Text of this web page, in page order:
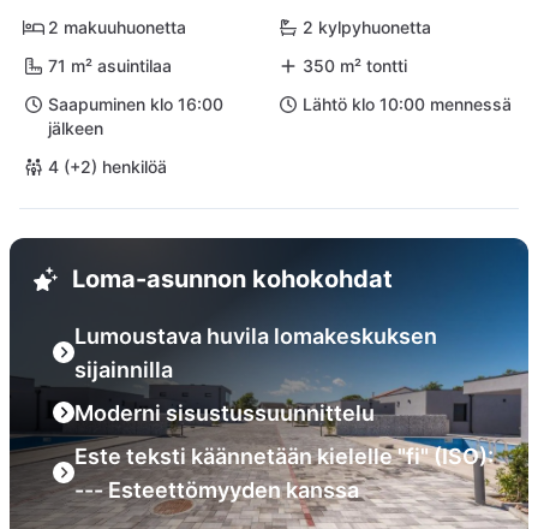
2 makuuhuonetta
2 kylpyhuonetta
71 m² asuintilaa
350 m² tontti
Saapuminen klo 16:00
jälkeen
Lähtö klo 10:00 mennessä
4 (+2) henkilöä
Loma-asunnon kohokohdat
Lumoustava huvila lomakeskuksen
sijainnilla
Moderni sisustussuunnittelu
Este teksti käännetään kielelle "fi" (ISO):
--- Esteettömyyden kanssa